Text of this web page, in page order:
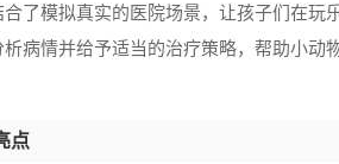
合了模拟真实的医院场景，让孩子们在玩
析病情并给予适当的治疗策略，帮助小动
点